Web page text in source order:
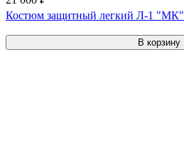
Костюм защитный легкий Л-1 "МК"
В корзину